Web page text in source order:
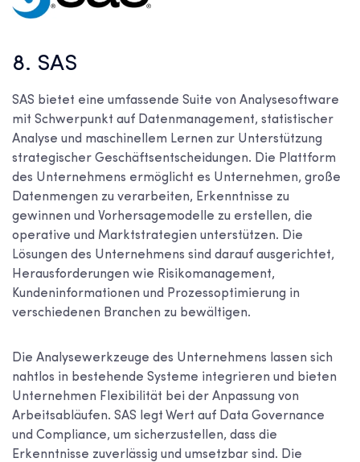
8. SAS
SAS bietet eine umfassende Suite von Analysesoftware
mit Schwerpunkt auf Datenmanagement, statistischer
Analyse und maschinellem Lernen zur Unterstützung
strategischer Geschäftsentscheidungen. Die Plattform
des Unternehmens ermöglicht es Unternehmen, große
Datenmengen zu verarbeiten, Erkenntnisse zu
gewinnen und Vorhersagemodelle zu erstellen, die
operative und Marktstrategien unterstützen. Die
Lösungen des Unternehmens sind darauf ausgerichtet,
Herausforderungen wie Risikomanagement,
Kundeninformationen und Prozessoptimierung in
verschiedenen Branchen zu bewältigen.
Die Analysewerkzeuge des Unternehmens lassen sich
nahtlos in bestehende Systeme integrieren und bieten
Unternehmen Flexibilität bei der Anpassung von
Arbeitsabläufen. SAS legt Wert auf Data Governance
und Compliance, um sicherzustellen, dass die
Erkenntnisse zuverlässig und umsetzbar sind. Die